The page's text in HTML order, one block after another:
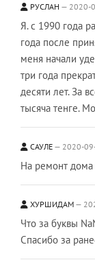
РУСЛАН 2020-
Я. с 1990 года
года после
меня начали
три года
десяти лет. За
тысяча тенге.
САУЛЕ 2020-
На ремонт
ХУРШИДАМ
Что за буквы
Спасибо за